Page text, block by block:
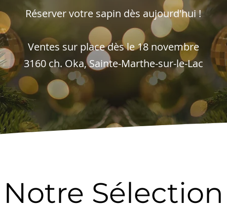
Réserver votre sapin dès aujourd'hui !
Ventes sur place dès le 18 novembre
3160 ch. Oka, Sainte-Marthe-sur-le-Lac
Notre Sélection